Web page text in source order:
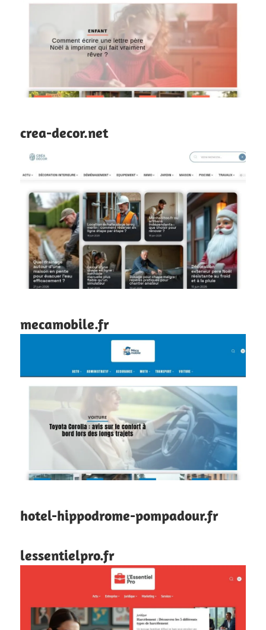
crea-decor.net
mecamobile.fr
hotel-hippodrome-pompadour.fr
lessentielpro.fr